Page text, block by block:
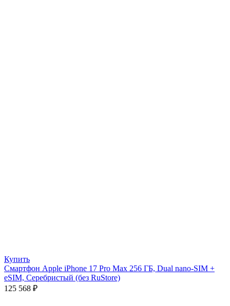
Купить
Смартфон Apple iPhone 17 Pro Max 256 ГБ, Dual nano-SIM +
eSIM, Серебристый (без RuStore)
125 568 ₽